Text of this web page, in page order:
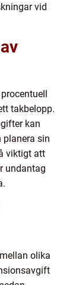
vid
takbelopp.
kan
planera sin
viktigt att
undantag
olika